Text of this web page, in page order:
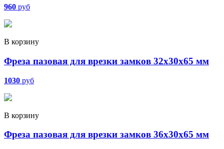
960 руб
В корзину
Фреза пазовая для врезки замков 32х30х65 мм
1030 руб
В корзину
Фреза пазовая для врезки замков 36х30х65 мм